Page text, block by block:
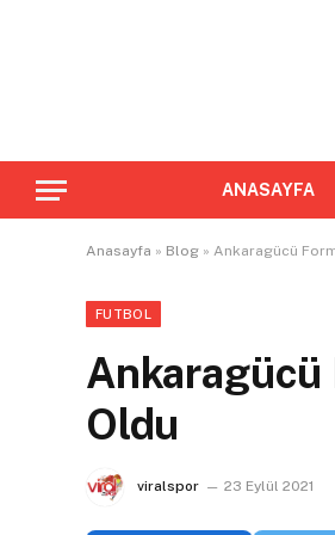
ANASAYFA
Anasayfa » Blog » Ankaragücü
FUTBOL
Ankaragücü
Oldu
viralspor 23 Eylül 2021